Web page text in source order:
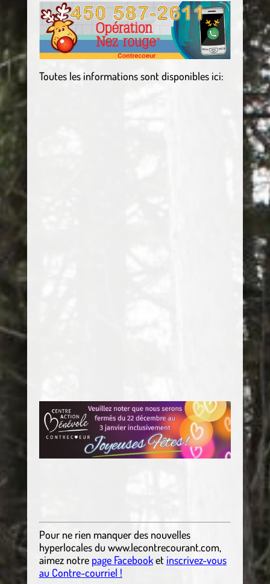
Toutes les informations sont disponibles ici:
Pour ne rien manquer des nouvelles
hyperlocalesdu www.lecontrecourant.com,
aimez notre page Facebooket inscrivez-vous
au Contre-courriel !